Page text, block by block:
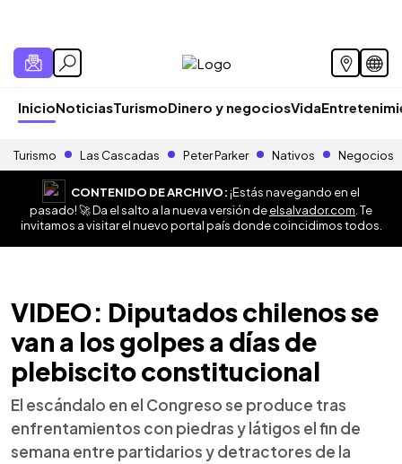
InicioNoticiasTurismoDinero y negociosVida
Turismo Las Cascadas Peter Parker Nativos Negocios
CONTENIDO DE ARCHIVO:¡Estás navegando en el
pasado! 🚀 Da el salto a la nueva versión deelsalvador.com . Te
invitamos a visitar el nuevo portal país donde coincidimos todos.
VIDEO: Diputados chilenos se
van a los golpes a días de
plebiscito constitucional
El escándalo en el Congreso se produce tras
enfrentamientos con piedras y látigos el fin de
semana entre partidarios y detractores de la